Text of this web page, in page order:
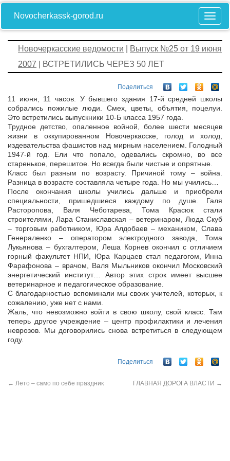
Novocherkassk-gorod.ru
Новочеркасские ведомости
Выпуск №25 от 19 июня
2007 | ВСТРЕТИЛИСЬ ЧЕРЕЗ 50 ЛЕТ
Поделиться
11 июня, 11 часов. У бывшего здания 17-й средней школы
собрались пожилые люди. Смех, цветы, объятия, поцелуи.
Это встретились выпускники 10-Б класса 1957 года.
Трудное детство, опаленное войной, более шести месяцев
жизни в оккупированном Новочеркасске, голод и холод,
издевательства фашистов над мирным населением. Голодный
1947-й год. Ели что попало, одевались скромно, во все
старенькое, перешитое. Но всегда были чистые и опрятные.
Класс был разным по возрасту. Причиной тому – война.
Разница в возрасте составляла четыре года. Но мы учились…
После окончания школы учились дальше и приобрели
специальности, пришедшиеся каждому по душе. Галя
Расторопова, Валя Чеботарева, Тома Красюк стали
строителями, Лара Станиславская – ветеринаром, Люда Скуб
– торговым работником, Юра Алдобаев – механиком, Слава
Генераленко – оператором электродного завода, Тома
Лукьянова – бухгалтером, Леша Корнев окончил с отличием
горный факультет НПИ, Юра Карцаев стал педагогом, Инна
Фарафонова – врачом, Валя Мыльников окончил Московский
энергетический институт… Автор этих строк имеет высшее
ветеринарное и педагогическое образование.
С благодарностью вспоминали мы своих учителей, которых, к
сожалению, уже нет с нами.
Жаль, что невозможно войти в свою школу, свой класс. Там
теперь другое учреждение – центр профилактики и лечения
неврозов. Мы договорились снова встретиться в следующем
году.
Поделиться
← Лето – само по себе праздник ГЛАВНАЯ ДОРОГА ВЛАСТИ →